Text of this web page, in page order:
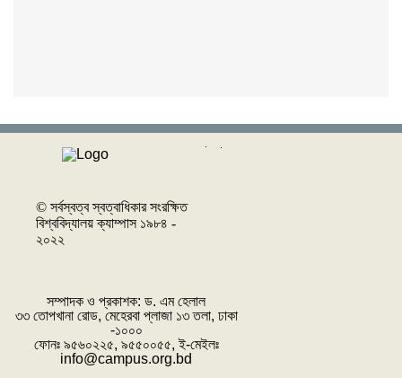
© সর্বস্বত্ব স্বত্বাধিকার সংরক্ষিত
বিশ্ববিদ্যালয় ক্যাম্পাস ১৯৮৪ -
২০২২
সম্পাদক ও প্রকাশক: ‌ড. এম হেলাল
৩৩ তোপখানা রোড, মেহেরবা প্লাজা ১৩ তলা, ঢাকা
-১০০০
ফোনঃ ৯৫৬০২২৫, ৯৫৫০০৫৫, ই-মেইলঃ
info@campus.org.bd